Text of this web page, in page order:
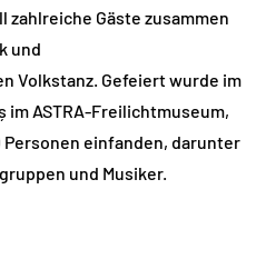
zahlreiche Gäste zusammen
und
Volkstanz. Gefeiert wurde im
im ASTRA-Freilichtmuseum,
einfanden, darunter
und Musiker.